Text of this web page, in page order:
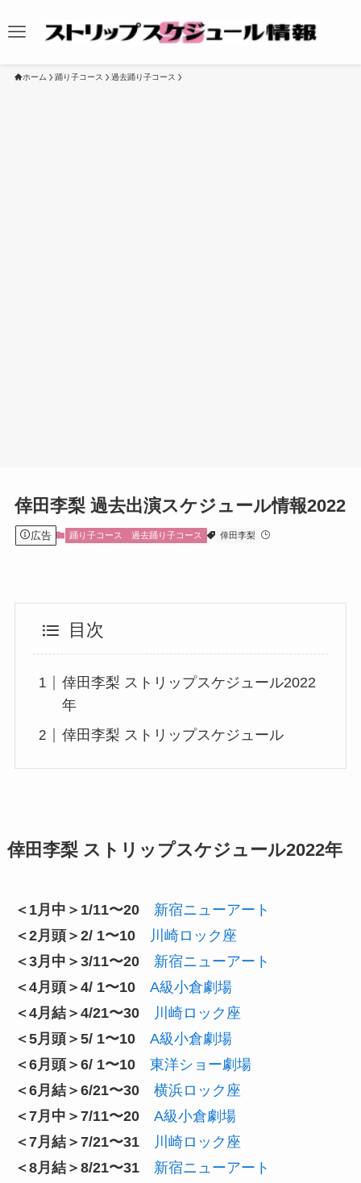
ホーム 踊り子コース 過去踊り子コース
倖田李梨 過去出演スケジュール情報2022
広告 踊り子コース 過去踊り子コース 倖田李梨
目次
倖田李梨 ストリップスケジュール2022
年
倖田李梨 ストリップスケジュール
倖田李梨 ストリップスケジュール2022年
＜1月中＞1/11〜20
新宿ニューアート
＜2月頭＞2/ 1〜10
川崎ロック座
＜3月中＞3/11〜20
新宿ニューアート
＜4月頭＞4/ 1〜10
A級小倉劇場
＜4月結＞4/21〜30
川崎ロック座
＜5月頭＞5/ 1〜10
A級小倉劇場
＜6月頭＞6/ 1〜10
東洋ショー劇場
＜6月結＞6/21〜30
横浜ロック座
＜7月中＞7/11〜20
A級小倉劇場
＜7月結＞7/21〜31
川崎ロック座
＜8月結＞8/21〜31
新宿ニューアート